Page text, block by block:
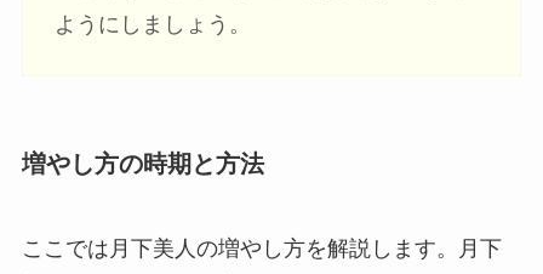
ようにしましょう。
増やし方の時期と方法
ここでは月下美人の増やし方を解説します。月下